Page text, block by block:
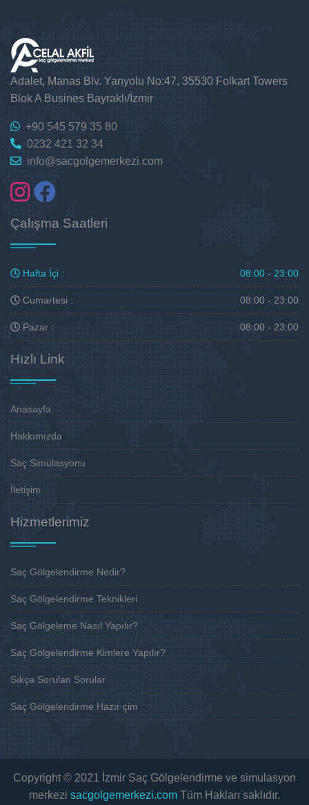
Adalet, Manas Blv. Yanyolu No:47, 35530 Folkart Towers
Blok A Busines Bayraklı/İzmir
+90 545 579 35 80
0232 421 32 34
info@sacgolgemerkezi.com
Çalışma Saatleri
Hafta İçi : 08:00 - 23:00
Cumartesi : 08:00 - 23:00
Pazar : 08:00 - 23:00
Hızlı Link
Anasayfa
Hakkımızda
Saç Simülasyonu
İletişim
Hizmetlerimiz
Saç Gölgelendirme Nedir?
Saç Gölgelendirme Teknikleri
Saç Gölgeleme Nasıl Yapılır?
Saç Gölgelendirme Kimlere Yapılır?
Sıkça Sorulan Sorular
Saç Gölgelendirme Hazır çim
Copyright © 2021 İzmir Saç Gölgelendirme ve simulasyon
merkezi sacgolgemerkezi.com Tüm Hakları saklıdır.